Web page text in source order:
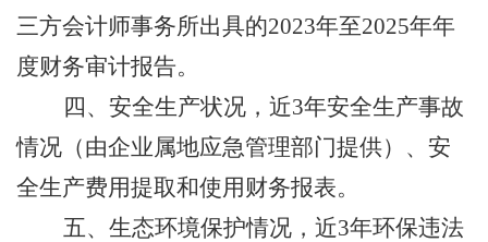
三方会计师事务所出具的2023年至2025年年
度财务审计报告。
四、安全生产状况，近3年安全生产事故
情况（由企业属地应急管理部门提供）、安
全生产费用提取和使用财务报表。
五、生态环境保护情况，近3年环保违法